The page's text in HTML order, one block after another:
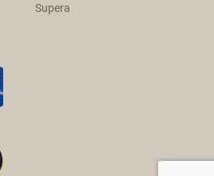
Supera